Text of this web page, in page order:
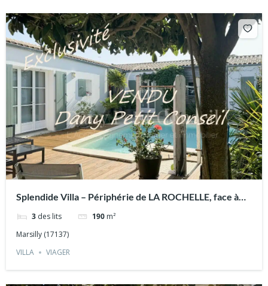
Splendide Villa – Périphérie de LA ROCHELLE, face à
L’ILE DE RÉ. Capital unique sans Rente
3 des lits 190 m²
Marsilly (17137)
VILLA
VIAGER